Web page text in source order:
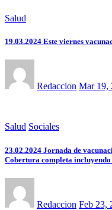
Salud
19.03.2024 Este viernes
Redaccion Mar 19,
Salud Sociales
23.02.2024 Jornada de
Cobertura completa
Redaccion Feb 23,